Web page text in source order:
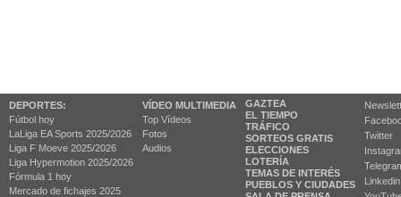
DEPORTES:
Fútbol hoy
LaLiga EA Sports 2025/2026
Liga F Moeve 2025/2026
Liga Hypermotion 2025/2026
Fórmula 1 hoy
Mercado de fichajes 2025
VÍDEO MULTIMEDIA
Top Vídeos
Fotos
Audios
GAZTEA
EL TIEMPO
TRÁFICO
SORTEOS GRATIS
ELECCIONES
LOTERÍA
TEMAS DE INTERÉS
PUEBLOS Y CIUDADES
Twitter
Linkedin